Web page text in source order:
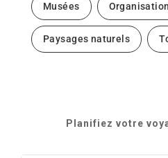
Musées
Paysages naturels
Planifiez votre